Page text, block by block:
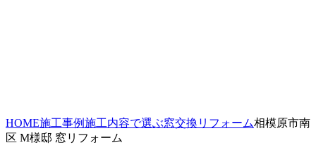
HOME施工事例施工内容で選ぶ窓交換リフォーム相模原市南
区 M様邸 窓リフォーム